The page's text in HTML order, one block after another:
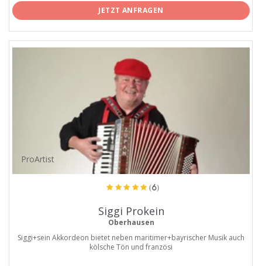
JETZT ANFRAGEN
ProArtist
(6)
Siggi Prokein
Oberhausen
Siggi+sein Akkordeon bietet neben maritimer+bayrischer Musik auch
kölsche Tön und französi